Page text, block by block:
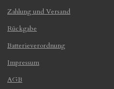
Zahlung und Versand
Rückgabe
Batterieverordnung
Impressum
AGB